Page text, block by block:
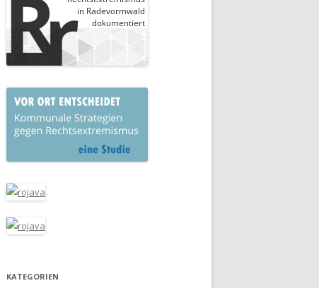
KATEGORIEN